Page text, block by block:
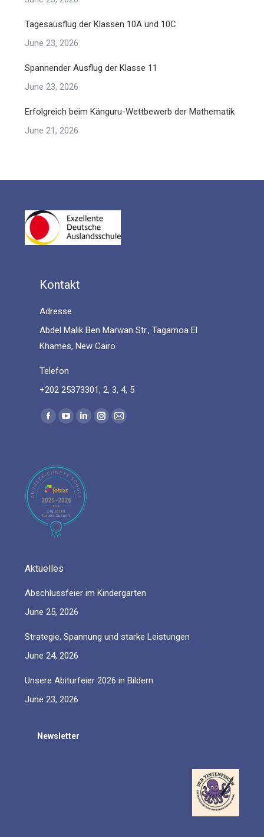
Tagesausflug der Klassen 10A und 10C
June 23, 2026
Spannender Ausflug der Klasse 11
June 23, 2026
Erfolgreich beim Känguru-Wettbewerb der Mathematik
June 21, 2026
Kontakt
Adresse
Abdel Malik Ben Marwan Str., Tagamoa El
Khames, New Cairo
Telefon
+202 25373301, 2, 3, 4, 5
Find us on:
Facebook
in
new
window
YouTube
in
new
window
Linkedin
new
window
Instagram
Mail
Aktuelles
Abschlussfeier im Kindergarten
June 25, 2026
Strategie, Spannung und starke Leistungen
June 24, 2026
Unsere Abiturfeier 2026 in Bildern
June 23, 2026
Newsletter